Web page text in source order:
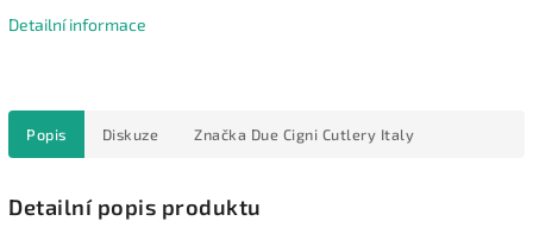
Detailní informace
Popis Diskuze Značka Due Cigni Cutlery Italy
Detailní popis produktu